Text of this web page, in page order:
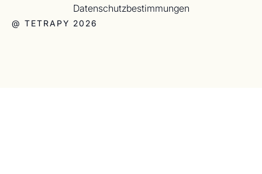
@ TETRAPY 2026
Datenschutzbestimmungen